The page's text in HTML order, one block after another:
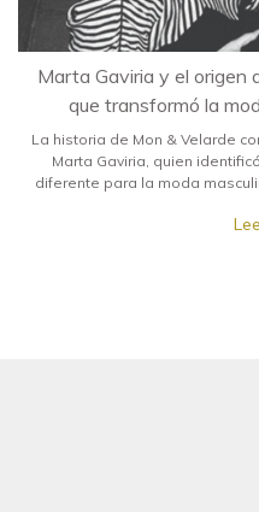
Marta Gaviria y el origen
que transformó la
La historia de Mon & Velarde
Marta Gaviria, quien
diferente para la moda
construir una identidad